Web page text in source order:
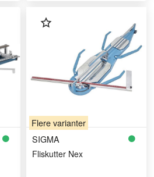
Flere varianter
SIGMA
Fliskutter Nex